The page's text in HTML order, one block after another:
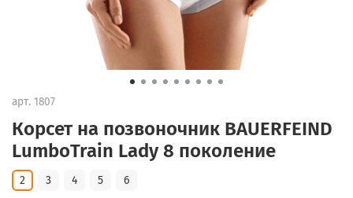
арт. 1807
Корсет на позвоночник BAUERFEIND
LumboTrain Lady 8 поколение
2 3 4 5 6